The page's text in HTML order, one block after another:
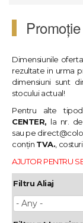
Dimensiunile
rezultate in urma
dimensiuni sunt
stocului actual!
Pentru alte
CENTER, la nr.
sau pe
conțin TVA. ,
AJUTOR PENTRU
Filtru Aliaj